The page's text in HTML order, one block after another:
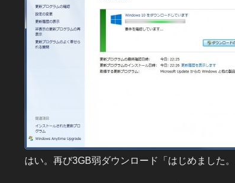
はい。再び3GB弱ダウンロード「はじめました